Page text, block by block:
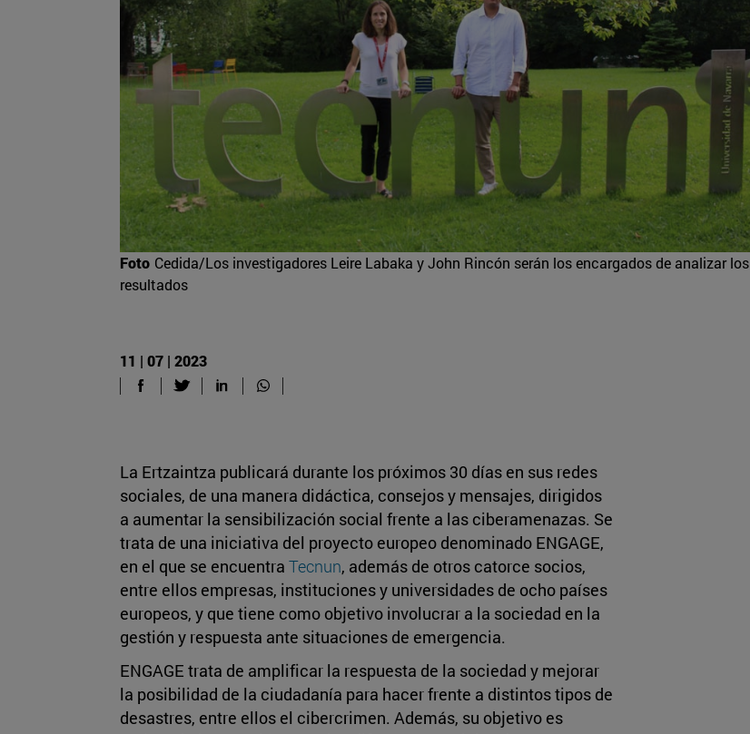
Foto Cedida/Los investigadores Leire Labaka y John Rincón serán los encargados de analizar los
resultados
11 | 07 | 2023
La Ertzaintza publicará durante los próximos 30 días en sus redes
sociales, de una manera didáctica, consejos y mensajes, dirigidos
a aumentar la sensibilización social frente a las ciberamenazas. Se
trata de una iniciativa del proyecto europeo denominado ENGAGE,
en el que se encuentra Tecnun, además de otros catorce socios,
entre ellos empresas, instituciones y universidades de ocho países
europeos, y que tiene como objetivo involucrar a la sociedad en la
gestión y respuesta ante situaciones de emergencia.
ENGAGE trata de amplificar la respuesta de la sociedad y mejorar
la posibilidad de la ciudadanía para hacer frente a distintos tipos de
desastres, entre ellos el cibercrimen. Además, su objetivo es